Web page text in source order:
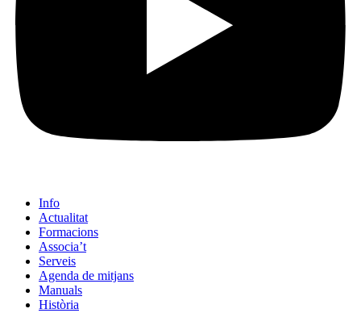
Info
Actualitat
Formacions
Associa’t
Serveis
Agenda de mitjans
Manuals
Història